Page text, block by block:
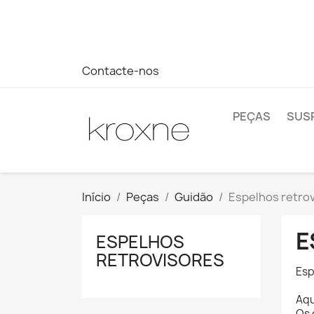
Contacte-nos
PEÇAS
Início Peças Guidão Espelhos
ESPELHOS
RETROVISORES